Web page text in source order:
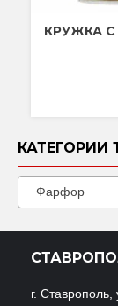
КРУЖКА
КАТЕГОРИИ
Фарфор
г.